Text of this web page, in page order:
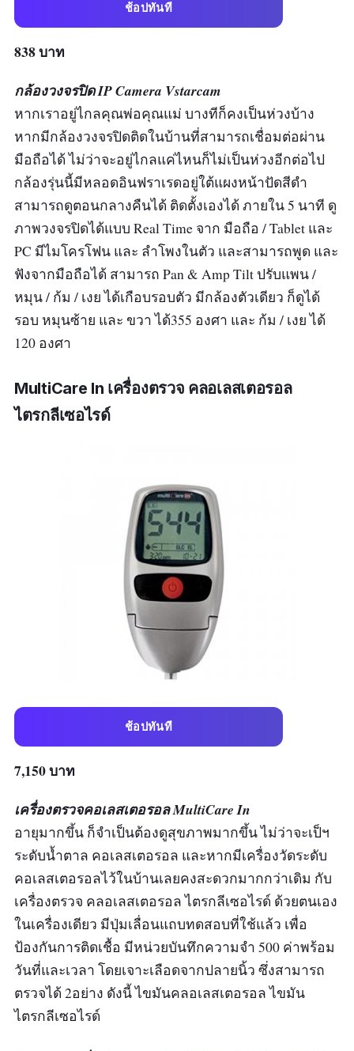
ช้อปทันที
838 บาท
กล้องวงจรปิด IP Camera Vstarcam
หากเราอยู่ไกลคุณพ่อคุณแม่ บางทีก็คงเป็นห่วงบ้าง
หากมีกล้องวงจรปิดติดในบ้านที่สามารถเชื่อมต่อผ่าน
มือถือได้ ไม่ว่าจะอยู่ไกลแค่ไหนก็ไม่เป็นห่วงอีกต่อไป
กล้องรุ่นนี้มีหลอดอินฟราเรดอยู่ใต้แผงหน้าปัดสีดำ
สามารถดูตอนกลางคืนได้ ติดตั้งเองได้ ภายใน 5 นาที ดู
ภาพวงจรปิดได้แบบ Real Time จาก มือถือ / Tablet และ
PC มีไมโครโฟน และ ลำโพงในตัว และสามารถพูด และ
ฟังจากมือถือได้ สามารถ Pan & Amp Tilt ปรับแพน /
หมุน / ก้ม / เงย ได้เกือบรอบตัว มีกล้องตัวเดียว ก็ดูได้
รอบ หมุนซ้าย และ ขวา ได้355 องศา และ ก้ม / เงย ได้
120 องศา
MultiCare In เครื่องตรวจ คลอเลสเตอรอล
ไตรกลีเซอไรด์
ช้อปทันที
7,150 บาท
เครื่องตรวจคอเลสเตอรอล MultiCare In
อายุมากขึ้น ก็จำเป็นต้องดูสุขภาพมากขึ้น ไม่ว่าจะเป็ฯ
ระดับน้ำตาล คอเลสเตอรอล และหากมีเครื่องวัดระดับ
คอเลสเตอรอลไว้ในบ้านเลยคงสะดวกมากกว่าเดิม กับ
เครื่องตรวจ คลอเลสเตอรอล ไตรกลีเซอไรด์ ด้วยตนเอง
ในเครื่องเดียว มีปุ่มเลื่อนแถบทดสอบที่ใช้แล้ว เพื่อ
ป้องกันการติดเชื้อ มีหน่วยบันทึกความจำ 500 ค่าพร้อม
วันที่และเวลา โดยเจาะเลือดจากปลายนิ้ว ซึ่งสามารถ
ตรวจได้ 2อย่าง ดังนี้ ไขมันคลอเลสเตอรอล ไขมัน
ไตรกลีเซอไรด์